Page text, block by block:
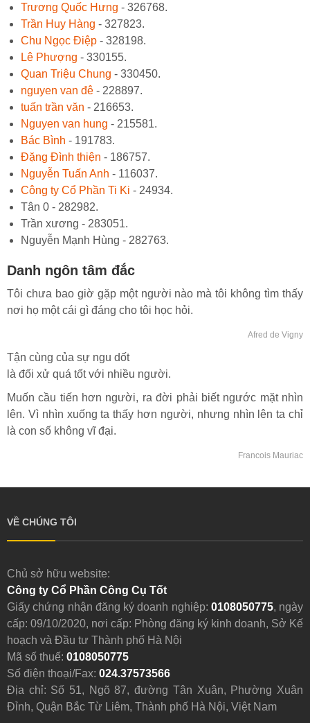
Trương Quốc Hưng - 326768.
Trần Huy Hàng - 327823.
Chu Ngọc Điệp - 328198.
Lê Phượng - 330155.
Quan Triệu Chung - 330450.
nguyen van đê - 228897.
tuấn trần văn - 216653.
Nguyen van hung - 215581.
Bác Bình - 191783.
Đặng Đình thiện - 186757.
Nguyễn Tuấn Anh - 116037.
Công ty Cổ Phần Ti Ki - 24934.
Tân 0 - 282982.
Trần xương - 283051.
Nguyễn Mạnh Hùng - 282763.
Danh ngôn tâm đắc
Tôi chưa bao giờ gặp một người nào mà tôi không tìm thấy
nơi họ một cái gì đáng cho tôi học hỏi.
Afred de Vigny
Tận cùng của sự ngu dốt
là đối xử quá tốt với nhiều người.
Muốn cầu tiến hơn người, ra đời phải biết ngước mặt nhìn
lên. Vì nhìn xuống ta thấy hơn người, nhưng nhìn lên ta chỉ
là con số không vĩ đại.
Francois Mauriac
VỀ CHÚNG TÔI
Chủ sở hữu website:
Công ty Cổ Phần Công Cụ Tốt
Giấy chứng nhận đăng ký doanh nghiệp: 0108050775, ngày
cấp: 09/10/2020, nơi cấp: Phòng đăng ký kinh doanh, Sở Kế
hoạch và Đầu tư Thành phố Hà Nội
Mã số thuế: 0108050775
Số điện thoại/Fax: 024.37573566
Địa chỉ: Số 51, Ngõ 87, đường Tân Xuân, Phường Xuân
Đỉnh, Quận Bắc Từ Liêm, Thành phố Hà Nội, Việt Nam